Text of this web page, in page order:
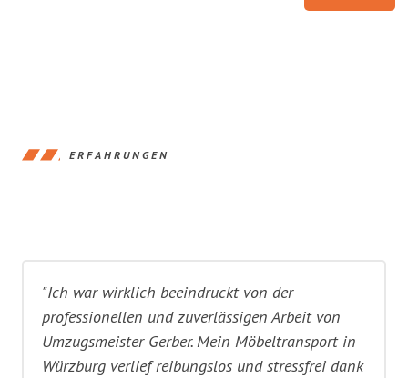
ERFAHRUNGEN
"Ich war wirklich beeindruckt von der
professionellen und zuverlässigen Arbeit von
Umzugsmeister Gerber. Mein Möbeltransport in
Würzburg verlief reibungslos und stressfrei dank